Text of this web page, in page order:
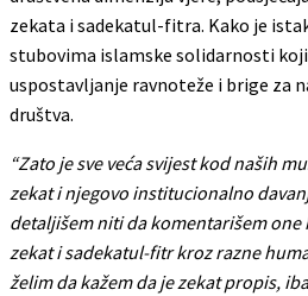
zekata i sadekatul-fitra. Kako je
stubovima islamske solidarnosti
uspostavljanje ravnoteže i brige za
društva.
“Zato je sve veća svijest kod naših
zekat i njegovo institucionalno
detaljišem niti da komentarišem
zekat i sadekatul-fitr kroz razne
želim da kažem da je zekat propis,